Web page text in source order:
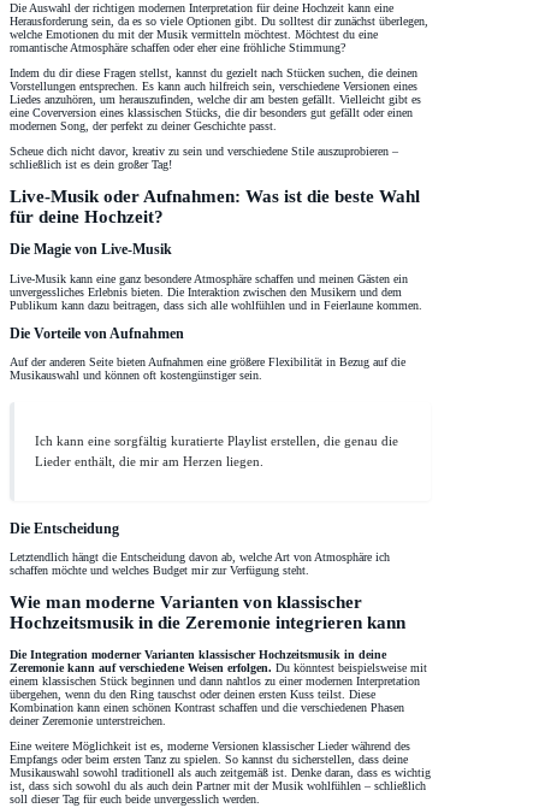
Die Auswahl der richtigen modernen Interpretation für deine Hochzeit kann eine
Herausforderung sein, da es so viele Optionen gibt. Du solltest dir zunächst überlegen,
welche Emotionen du mit der Musik vermitteln möchtest. Möchtest du eine
romantische Atmosphäre schaffen oder eher eine fröhliche Stimmung?
Indem du dir diese Fragen stellst, kannst du gezielt nach Stücken suchen, die deinen
Vorstellungen entsprechen. Es kann auch hilfreich sein, verschiedene Versionen eines
Liedes anzuhören, um herauszufinden, welche dir am besten gefällt. Vielleicht gibt es
eine Coverversion eines klassischen Stücks, die dir besonders gut gefällt oder einen
modernen Song, der perfekt zu deiner Geschichte passt.
Scheue dich nicht davor, kreativ zu sein und verschiedene Stile auszuprobieren –
schließlich ist es dein großer Tag!
Live-Musik oder Aufnahmen: Was ist die beste Wahl
für deine Hochzeit?
Die Magie von Live-Musik
Live-Musik kann eine ganz besondere Atmosphäre schaffen und meinen Gästen ein
unvergessliches Erlebnis bieten. Die Interaktion zwischen den Musikern und dem
Publikum kann dazu beitragen, dass sich alle wohlfühlen und in Feierlaune kommen.
Die Vorteile von Aufnahmen
Auf der anderen Seite bieten Aufnahmen eine größere Flexibilität in Bezug auf die
Musikauswahl und können oft kostengünstiger sein.
Ich kann eine sorgfältig kuratierte Playlist erstellen, die genau die
Lieder enthält, die mir am Herzen liegen.
Die Entscheidung
Letztendlich hängt die Entscheidung davon ab, welche Art von Atmosphäre ich
schaffen möchte und welches Budget mir zur Verfügung steht.
Wie man moderne Varianten von klassischer
Hochzeitsmusik in die Zeremonie integrieren kann
Die Integration moderner Varianten klassischer Hochzeitsmusik in deine
Zeremonie kann auf verschiedene Weisen erfolgen. Du könntest beispielsweise mit
einem klassischen Stück beginnen und dann nahtlos zu einer modernen Interpretation
übergehen, wenn du den Ring tauschst oder deinen ersten Kuss teilst. Diese
Kombination kann einen schönen Kontrast schaffen und die verschiedenen Phasen
deiner Zeremonie unterstreichen.
Eine weitere Möglichkeit ist es, moderne Versionen klassischer Lieder während des
Empfangs oder beim ersten Tanz zu spielen. So kannst du sicherstellen, dass deine
Musikauswahl sowohl traditionell als auch zeitgemäß ist. Denke daran, dass es wichtig
ist, dass sich sowohl du als auch dein Partner mit der Musik wohlfühlen – schließlich
soll dieser Tag für euch beide unvergesslich werden.